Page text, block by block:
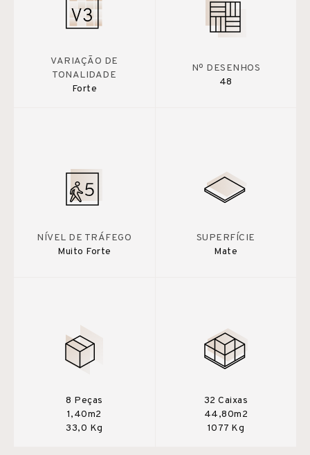
VARIAÇÃO DE
TONALIDADE
Forte
Nº DESENHOS
48
NÍVEL DE TRÁFEGO
Muito Forte
SUPERFÍCIE
Mate
8 Peças
1,40m2
33,0 Kg
32 Caixas
44,80m2
1077 Kg